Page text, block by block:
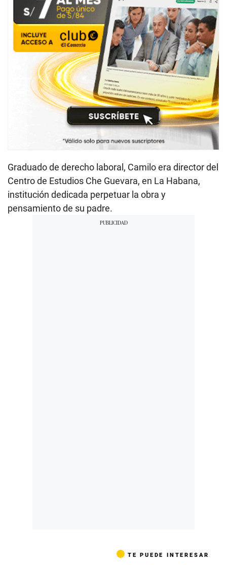
Graduado de derecho laboral, Camilo era director del
Centro de Estudios Che Guevara, en La Habana,
institución dedicada perpetuar la obra y
pensamiento de su padre.
TE PUEDE INTERESAR